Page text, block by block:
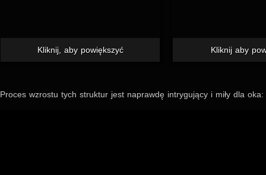
Kliknij, aby powiększyć Kliknij aby
Pro­ces wzro­stu tych struk­tur jest naprawdę intry­gu­jący i miły dla oka: